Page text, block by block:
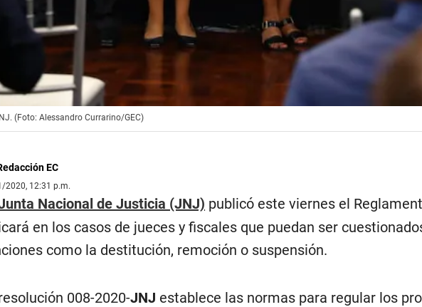
(Foto: Alessandro Currarino/GEC)
EC
2020, 12:31 p.m.
Nacional de Justicia (JNJ) publicó este viernes el
en los casos de jueces y fiscales que puedan ser
como la destitución, remoción o suspensión.
008-2020-JNJ establece las normas para regular los